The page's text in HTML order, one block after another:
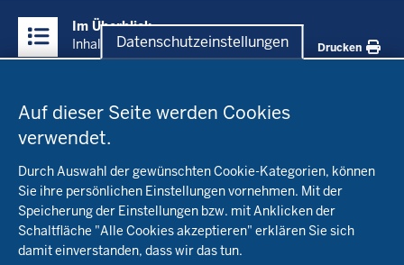
Datenschutzeinstellungen
Auf dieser Seite werden Cookies
verwendet.
Durch Auswahl der gewünschten Cookie-Kategorien, können
Sie ihre persönlichen Einstellungen vornehmen. Mit der
Speicherung der Einstellungen bzw. mit Anklicken der
Schaltfläche "Alle Cookies akzeptieren" erklären Sie sich
damit einverstanden, dass wir das tun.
Inhalte
Im Überblick
Inhalt
Drucken
in
der
Fachinfo
Öko-Modellregionen NRW
Pflanzenbau
Tierhaltung
Markt
Beratung
Landwirtschaftskammer NRW
Versuche